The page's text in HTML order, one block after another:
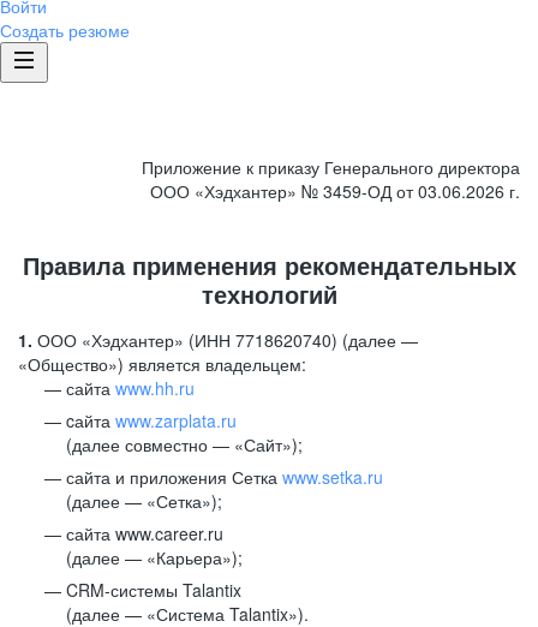
Войти
Создать резюме
Приложение к приказу Генерального директора
ООО «Хэдхантер» № 3459-ОД от 03.06.2026 г.
Правила применения рекомендательных
технологий
1. ООО «Хэдхантер» (ИНН 7718620740) (далее —
«Общество») является владельцем:
сайта www.hh.ru
cайта www.zarplata.ru
(далее совместно — «Сайт»);
сайта и приложения Сетка www.setka.ru
(далее — «Сетка»);
сайта www.career.ru
(далее — «Карьера»);
CRM-системы Talantix
(далее — «Система Talantix»).